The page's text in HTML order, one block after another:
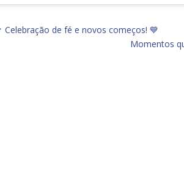
Celebração de fé e novos começos! 💙
Momentos